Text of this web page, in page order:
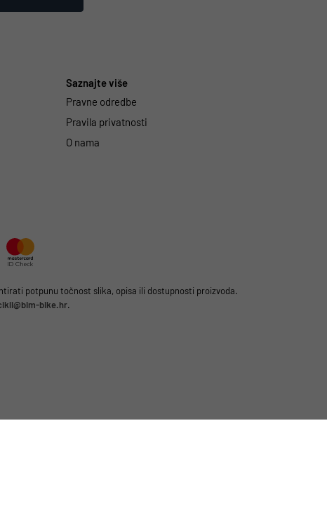
Saznajte više
Pravne odredbe
Pravila privatnosti
O nama
potpunu točnost slika, opisa ili dostupnosti proizvoda.
bike.hr.